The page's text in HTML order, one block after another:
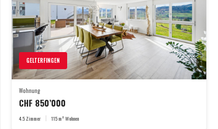
GELTERFINGEN
Wohnung
CHF 850’000
4.5Zimmer 115m² Wohnen